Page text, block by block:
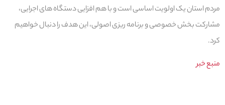
مردم استان یک اولویت اساسی است و با هم افزایی دستگاه های اجرایی،
مشارکت بخش خصوصی و برنامه ریزی اصولی، این هدف را دنبال خواهیم
کرد.
منبع خبر